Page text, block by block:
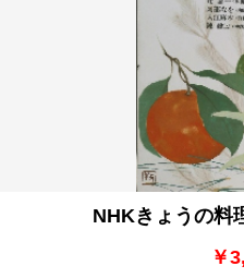
NHKきょうの
￥